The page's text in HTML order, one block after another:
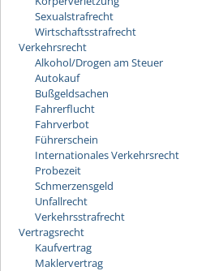
Sexualstrafrecht
Wirtschaftsstrafrecht
Verkehrsrecht
Alkohol/Drogen am Steuer
Autokauf
Bußgeldsachen
Fahrerflucht
Fahrverbot
Führerschein
Internationales Verkehrsrecht
Probezeit
Schmerzensgeld
Unfallrecht
Verkehrsstrafrecht
Vertragsrecht
Kaufvertrag
Maklervertrag